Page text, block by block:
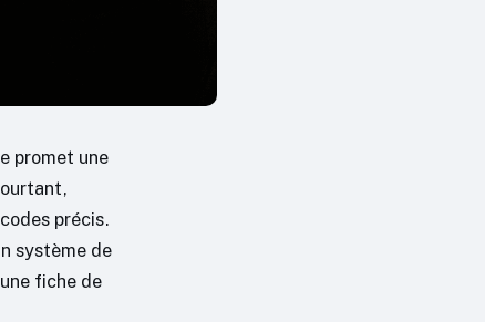
promet une
précis.
système de
fiche de